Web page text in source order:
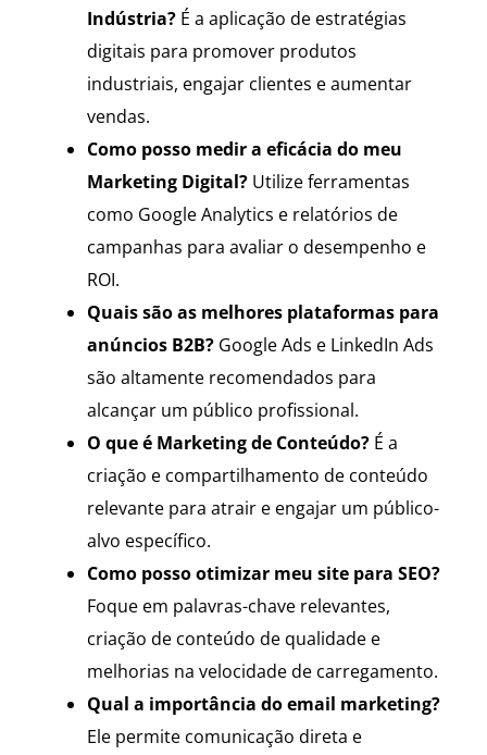
Indústria? É a aplicação de estratégias
digitais para promover produtos
industriais, engajar clientes e aumentar
vendas.
Como posso medir a eficácia do meu
Marketing Digital? Utilize ferramentas
como Google Analytics e relatórios de
campanhas para avaliar o desempenho e
ROI.
Quais são as melhores plataformas para
anúncios B2B? Google Ads e LinkedIn Ads
são altamente recomendados para
alcançar um público profissional.
O que é Marketing de Conteúdo? É a
criação e compartilhamento de conteúdo
relevante para atrair e engajar um público-
alvo específico.
Como posso otimizar meu site para SEO?
Foque em palavras-chave relevantes,
criação de conteúdo de qualidade e
melhorias na velocidade de carregamento.
Qual a importância do email marketing?
Ele permite comunicação direta e